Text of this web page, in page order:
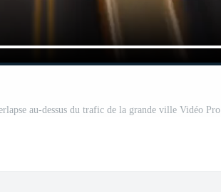
au-dessus du trafic de la grande ville Vidéo Pro